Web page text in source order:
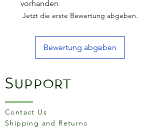
vorhanden
Jetzt die erste Bewertung abgeben.
Bewertung abgeben
Support
Contact Us
Shipping and Returns